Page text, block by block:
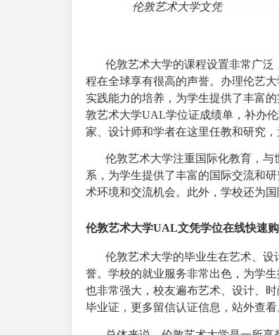
伦敦艺术大学文凭
伦敦艺术大学的课程设置非常广泛
程在全球享有很高的声誉。办理伦艺
实践能力的培养，为学生提供了丰富
敦艺术大学UAL学位证成绩单，补办
家、设计师和学者在这里任教和研究
伦敦艺术大学注重国际化教育，与
系，为学生提供了丰富的国际交流和
术环境和交流机会。此外，学校还为
伦敦艺术大学UAL文凭学位在线快速
伦敦艺术大学的毕业生在艺术、设
誉。学校的就业服务非常出色，为学
也非常强大，校友遍布艺术、设计、
毕业证 ，更多留信认证信息，站外查看